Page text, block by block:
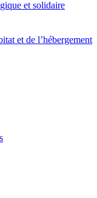
et solidaire
et de l’hébergement